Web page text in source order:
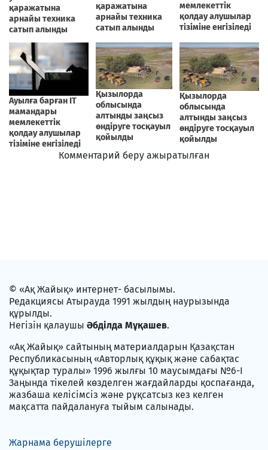
Комментарий беру ажыратылған
© «Ақ Жайық» интернет- басылымы.
Редакциясы Атырауда 1991 жылдың наурызында
құрылды.
Негізін қалаушы Әбділда Мұқашев.
«Ақ Жайық» сайтының материалдарын Қазақстан
Республикасының «Авторлық құқық және сабақтас
құқықтар туралы» 1996 жылғы 10 маусымдағы №6-I
Заңында тікелей көзделген жағдайларды қоспағанда,
жазбаша келісімсіз және рұқсатсыз кез келген
мақсатта пайдалануға тыйым салынады.
Жарнама берушілерге